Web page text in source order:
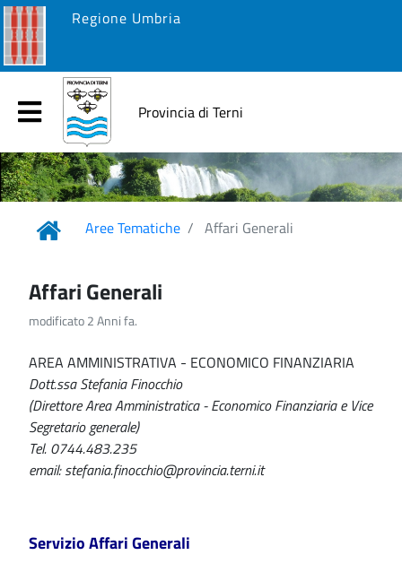
Regione Umbria
Provincia di Terni
Aree Tematiche Affari Generali
Affari Generali
modificato 2 Anni fa.
AREA AMMINISTRATIVA - ECONOMICO FINANZIARIA
Dott.ssa Stefania Finocchio
(Direttore Area Amministratica - Economico Finanziaria e Vice
Segretario generale)
Tel. 0744.483.235
email: stefania.finocchio@provincia.terni.it
Servizio Affari Generali